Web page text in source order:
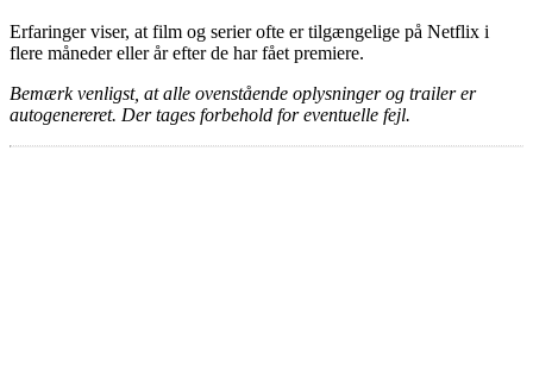
Erfaringer viser, at film og serier ofte er tilgængelige på Netflix i
flere måneder eller år efter de har fået premiere.
Bemærk venligst, at alle ovenstående oplysninger og trailer er
autogenereret. Der tages forbehold for eventuelle fejl.